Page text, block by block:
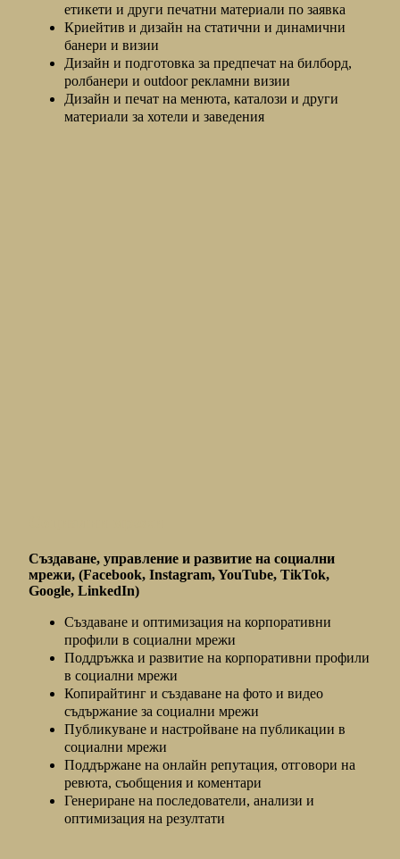
етикети и други печатни материали по заявка
Криейтив и дизайн на статични и динамични
банери и визии
Дизайн и подготовка за предпечат на билборд,
ролбанери и outdoor рекламни визии
Дизайн и печат на менюта, каталози и други
материали за хотели и заведения
Създаване, управление и развитие на социални
мрежи, (Facebook, Instagram, YouTube, TikTok,
Gооgle, LinkedIn)
Създаване и оптимизация на корпоративни
профили в социални мрежи
Поддръжка и развитие на корпоративни профили
в социални мрежи
Копирайтинг и създаване на фото и видео
съдържание за социални мрежи
Публикуване и настройване на публикации в
социални мрежи
Поддържане на онлайн репутация, отговори на
ревюта, съобщения и коментари
Генериране на последователи, анализи и
оптимизация на резултати